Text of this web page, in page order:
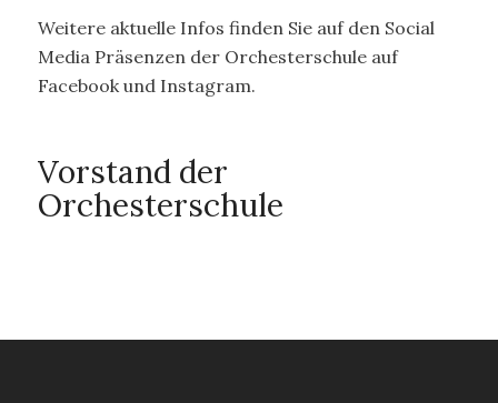
Weitere aktuelle Infos finden Sie auf den Social
Media Präsenzen der Orchesterschule auf
Facebook und Instagram.
Vorstand der
Orchesterschule
Markus Knüwer